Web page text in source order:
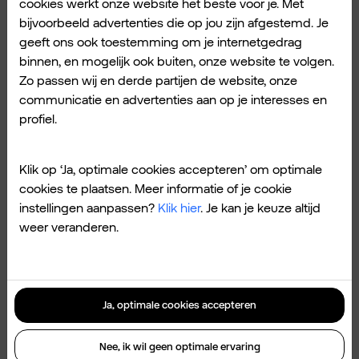
ter wereld, gewoon bij je eigen bestanden
kan. Met een Gmail-account heb je toegang
tot de cloud, je e-mail en agenda en vergader
je online met Google Meet.
de Gmail-limiet voor bestandsgrootte of als je
met anderen aan het document wil
samenwerken. Zorg ervoor dat het document
klikken, heb je keuze uit meteen verzenden
met Google Drive, of een link delen van het
document. Deze kopieer je makkelijk naar
cookies werkt onze website het beste voor je. Met
bijvoorbeeld advertenties die op jou zijn afgestemd. Je
geeft ons ook toestemming om je internetgedrag
binnen, en mogelijk ook buiten, onze website te volgen.
Zo passen wij en derde partijen de website, onze
communicatie en advertenties aan op je interesses en
profiel.
Klik op ‘Ja, optimale cookies accepteren’ om optimale
cookies te plaatsen. Meer informatie of je cookie
instellingen aanpassen? Klik hier. Je kan je keuze altijd
weer veranderen.
Ja, optimale cookies accepteren
Nee, ik wil geen optimale ervaring